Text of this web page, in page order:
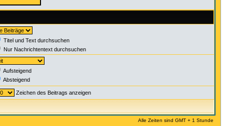
Titel und Text durchsuchen
Nur Nachrichtentext durchsuchen
Aufsteigend
Absteigend
Zeichen des Beitrags anzeigen
Alle Zeiten sind GMT + 1 Stunde